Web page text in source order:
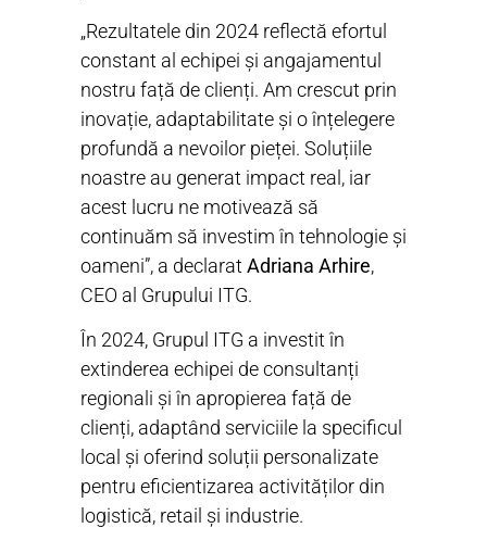
„Rezultatele din 2024 reflectă efortul
constant al echipei și angajamentul
nostru față de clienți. Am crescut prin
inovație, adaptabilitate și o înțelegere
profundă a nevoilor pieței. Soluțiile
noastre au generat impact real, iar
acest lucru ne motivează să
continuăm să investim în tehnologie și
oameni”, a declarat Adriana Arhire,
CEO al Grupului ITG.
În 2024, Grupul ITG a investit în
extinderea echipei de consultanți
regionali și în apropierea față de
clienți, adaptând serviciile la specificul
local și oferind soluții personalizate
pentru eficientizarea activităților din
logistică, retail și industrie.